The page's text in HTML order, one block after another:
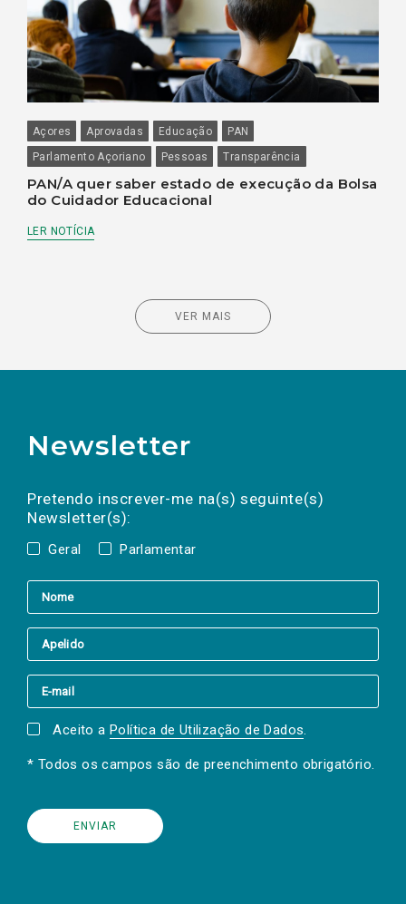
Açores Aprovadas Educação
PAN
Parlamento Açoriano
Pessoas Transparência
PAN/A quer saber estado de execução da Bolsa
do Cuidador Educacional
LER NOTÍCIA
VER MAIS
Newsletter
Pretendo inscrever-me na(s) seguinte(s)
Newsletter(s):
Geral Parlamentar
a(s) newsletter(s).
mail
Aceito a Política de Utilização de Dados.
* Todos os campos são de preenchimento obrigatório.